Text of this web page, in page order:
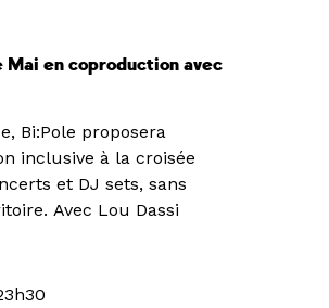
Mai en coproduction avec
Bi:Pole proposera
inclusive à la croisée
et DJ sets, sans
Avec Lou Dassi